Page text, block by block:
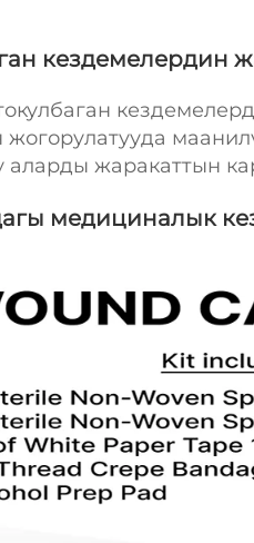
кездемелердин
жаракаттын
медициналык